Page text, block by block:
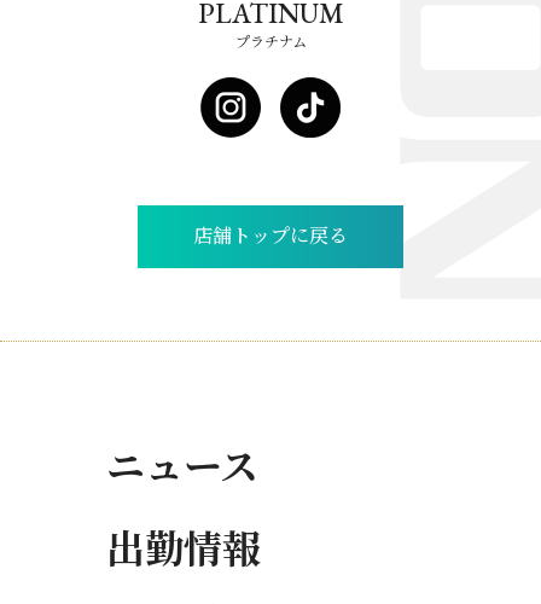
PLATINUM
プラチナム
店舗トップに戻る
ニュース
出勤情報